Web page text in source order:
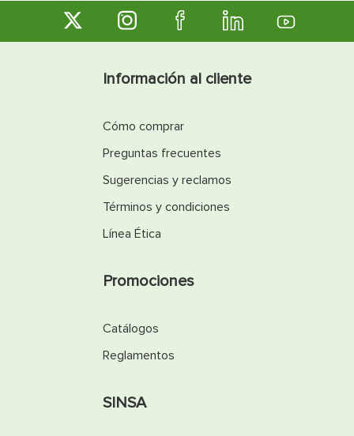
Información al cliente
Cómo comprar
Preguntas frecuentes
Sugerencias y reclamos
Términos y condiciones
Línea Ética
Promociones
Catálogos
Reglamentos
SINSA